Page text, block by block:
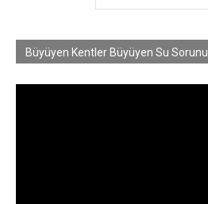
Büyüyen Kentler Büyüyen Su Sorunu